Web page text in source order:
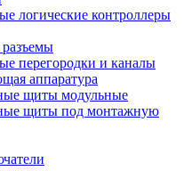
логические контроллеры
перегородки и каналы
аппаратура
щиты модульные
щиты под монтажную